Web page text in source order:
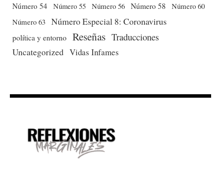
Número 54 Número 55 Número 56 Número 58
Número 60
Número 63 Número Especial 8: Coronavirus
política y entorno Reseñas Traducciones
Uncategorized Vidas Infames